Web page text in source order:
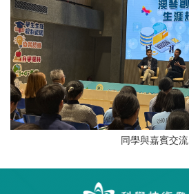
同學與嘉賓交流